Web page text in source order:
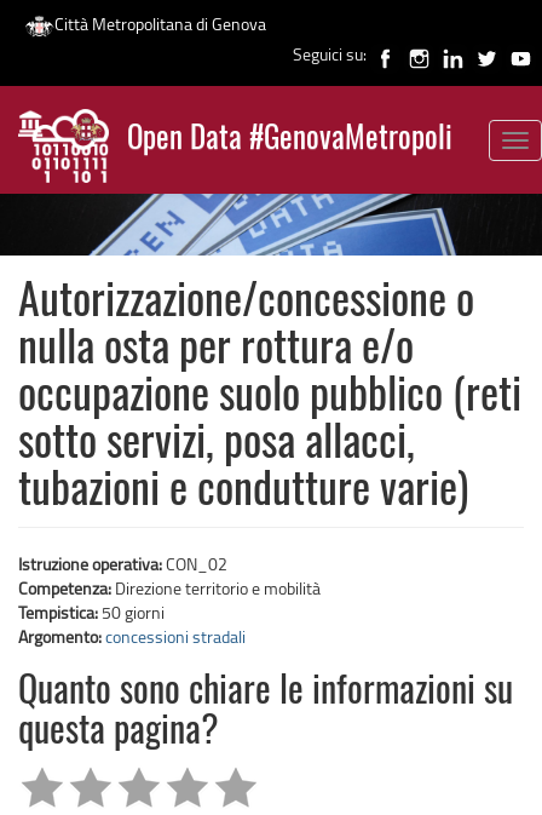
Salta
contenuto
principale
Città Metropolitana di Genova
Seguici su:
Open Data #GenovaMetropoli
News
Autorizzazione/concessione o
nulla osta per rottura e/o
occupazione suolo pubblico (reti
sotto servizi, posa allacci,
tubazioni e condutture varie)
Istruzione operativa:CON_02
Competenza: Direzione territorio e mobilità
Tempistica: 50 giorni
Argomento:concessioni stradali
Quanto sono chiare le informazioni su
questa pagina?